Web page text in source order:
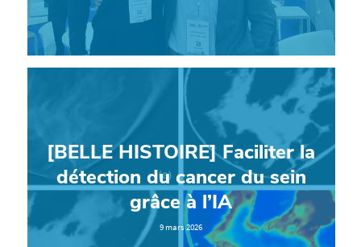
[BELLE HISTOIRE] Faciliter la
détection du cancer du sein
grâce à l’IA
9 mars 2026